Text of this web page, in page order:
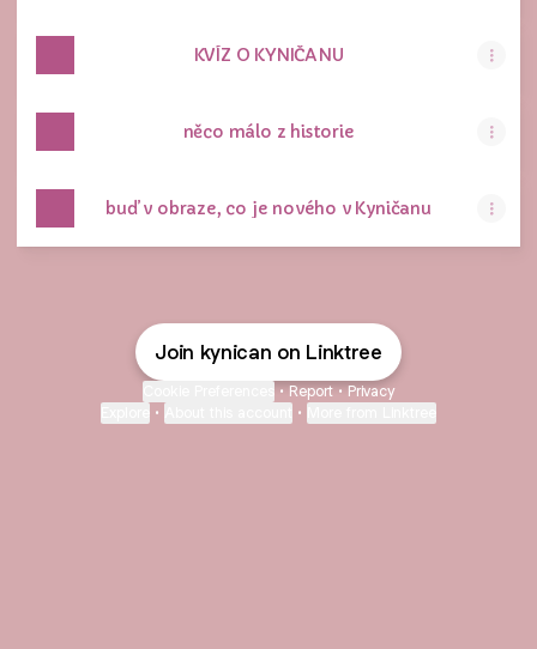
KVÍZ O KYNIČANU
něco málo z historie
buď v obraze, co je nového v Kyničanu
Join kynican on Linktree
• Report • Privacy
• •